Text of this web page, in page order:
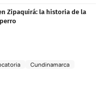
Zipaquirá: la historia de la
Cundinamarca